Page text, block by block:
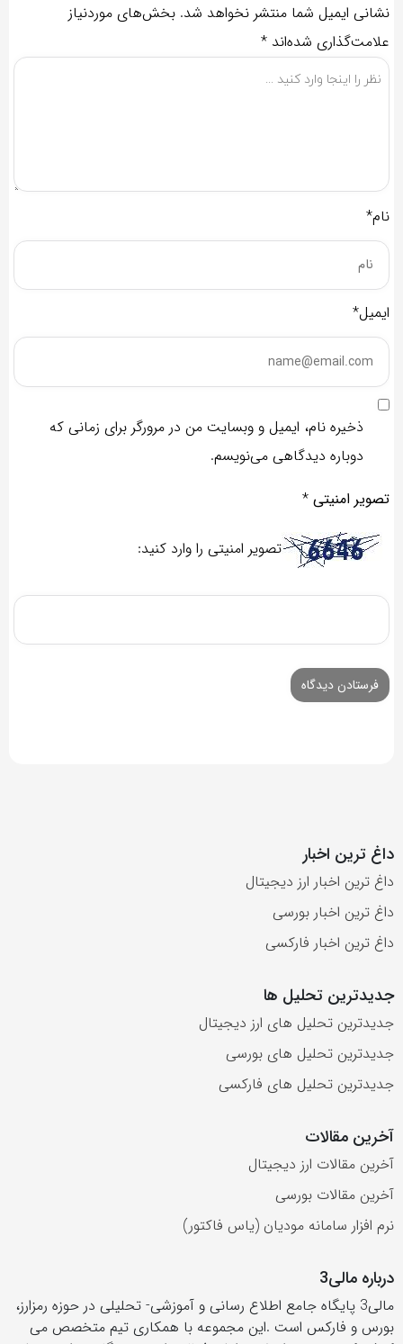
نشانی ایمیل شما منتشر نخواهد شد. بخش‌های موردنیاز
علامت‌گذاری شده‌اند *
نام*
ایمیل*
ذخیره نام، ایمیل و وبسایت من در مرورگر برای زمانی که
دوباره دیدگاهی می‌نویسم.
تصویر امنیتی *
تصویر امنیتی را وارد کنید:
داغ ترین اخبار
داغ ترین اخبار ارز دیجیتال
داغ ترین اخبار بورسی
داغ ترین اخبار فارکسی
جدیدترین تحلیل ها
جدیدترین تحلیل های ارز دیجیتال
جدیدترین تحلیل های بورسی
جدیدترین تحلیل های فارکسی
آخرین مقالات
آخرین مقالات ارز دیجیتال
آخرین مقالات بورسی
نرم افزار سامانه مودیان (یاس فاکتور)
درباره مالی3
مالی3 پایگاه جامع اطلاع رسانی و آموزشی- تحلیلی در حوزه رمزارز،
بورس و فارکس است .این مجموعه با همکاری تیم متخصص می